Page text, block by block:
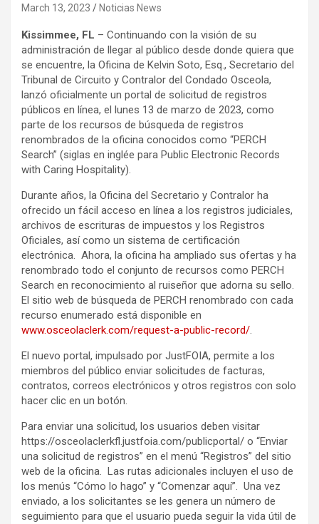
March 13, 2023 Noticias News
Kissimmee, FL – Continuando con la visión de su
administración de llegar al público desde donde quiera que
se encuentre, la Oficina de Kelvin Soto, Esq., Secretario del
Tribunal de Circuito y Contralor del Condado Osceola,
lanzó oficialmente un portal de solicitud de registros
públicos en línea, el lunes 13 de marzo de 2023, como
parte de los recursos de búsqueda de registros
renombrados de la oficina conocidos como “PERCH
Search” (siglas en inglée para Public Electronic Records
with Caring Hospitality).
Durante años, la Oficina del Secretario y Contralor ha
ofrecido un fácil acceso en línea a los registros judiciales,
archivos de escrituras de impuestos y los Registros
Oficiales, así como un sistema de certificación
electrónica. Ahora, la oficina ha ampliado sus ofertas y ha
renombrado todo el conjunto de recursos como PERCH
Search en reconocimiento al ruiseñor que adorna su sello.
El sitio web de búsqueda de PERCH renombrado con cada
recurso enumerado está disponible en
www.osceolaclerk.com/request-a-public-record/.
El nuevo portal, impulsado por JustFOIA, permite a los
miembros del público enviar solicitudes de facturas,
contratos, correos electrónicos y otros registros con solo
hacer clic en un botón.
Para enviar una solicitud, los usuarios deben visitar
https://osceolaclerkfl.justfoia.com/publicportal/ o “Enviar
una solicitud de registros” en el menú “Registros” del sitio
web de la oficina. Las rutas adicionales incluyen el uso de
los menús “Cómo lo hago” y “Comenzar aquí”. Una vez
enviado, a los solicitantes se les genera un número de
seguimiento para que el usuario pueda seguir la vida útil de